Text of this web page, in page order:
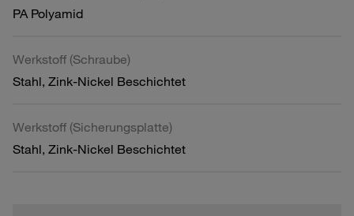
PA Polyamid
Werkstoff (Schraube)
Stahl, Zink-Nickel Beschichtet
Werkstoff (Sicherungsplatte)
Stahl, Zink-Nickel Beschichtet